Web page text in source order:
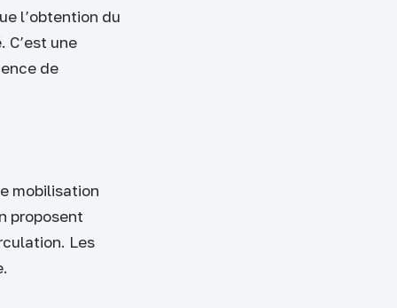
l’obtention du
C’est une
de
mobilisation
proposent
Les